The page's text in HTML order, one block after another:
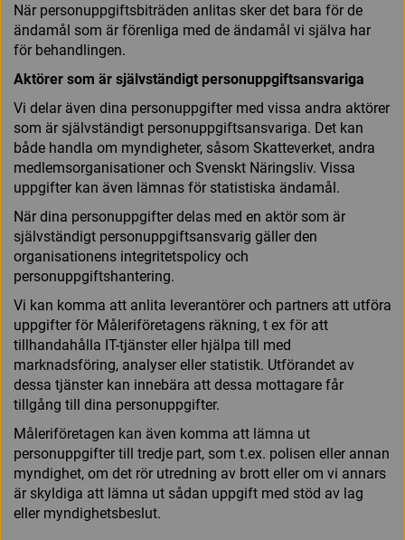
När personuppgiftsbiträden anlitas sker det bara för de
ändamål som är förenliga med de ändamål vi själva har
för behandlingen.
Aktörer som är självständigt personuppgiftsansvariga
Vi delar även dina personuppgifter med vissa andra aktörer
som är självständigt personuppgiftsansvariga. Det kan
både handla om myndigheter, såsom Skatteverket, andra
medlemsorganisationer och Svenskt Näringsliv. Vissa
uppgifter kan även lämnas för statistiska ändamål.
När dina personuppgifter delas med en aktör som är
självständigt personuppgiftsansvarig gäller den
organisationens integritetspolicy och
personuppgiftshantering.
Vi kan komma att anlita leverantörer och partners att utföra
uppgifter för Måleriföretagens räkning, t ex för att
tillhandahålla IT-tjänster eller hjälpa till med
marknadsföring, analyser eller statistik. Utförandet av
dessa tjänster kan innebära att dessa mottagare får
tillgång till dina personuppgifter.
Måleriföretagen kan även komma att lämna ut
personuppgifter till tredje part, som t.ex. polisen eller annan
myndighet, om det rör utredning av brott eller om vi annars
är skyldiga att lämna ut sådan uppgift med stöd av lag
eller myndighetsbeslut.